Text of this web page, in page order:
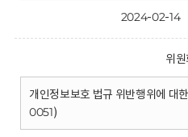
2024-02-14
위원
개인정보보호 법규 위반행위에 대
0051)